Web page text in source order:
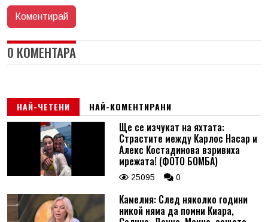
0 КОМЕНТАРА
НАЙ-ЧЕТЕНИ НАЙ-КОМЕНТИРАНИ
Ще се изчукат на яхтата:
Страстите между Карлос Насар и
Алекс Костадинова взривиха
мрежата! (ФОТО БОМБА)
25095 0
Камелия: След няколко години
никой няма да помни Киара,